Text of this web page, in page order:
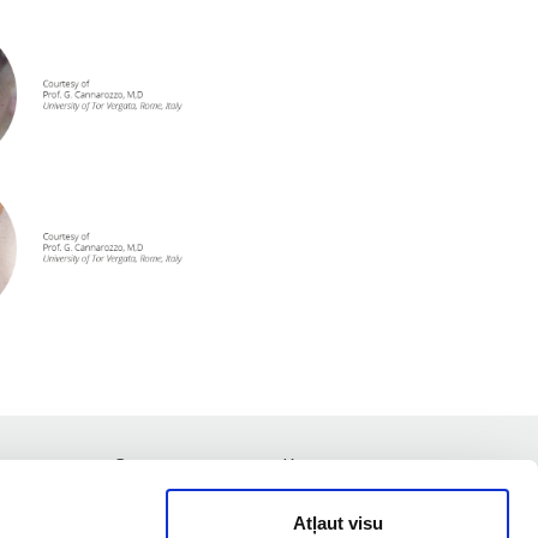
Atļaut visu
Специалисты Контакты